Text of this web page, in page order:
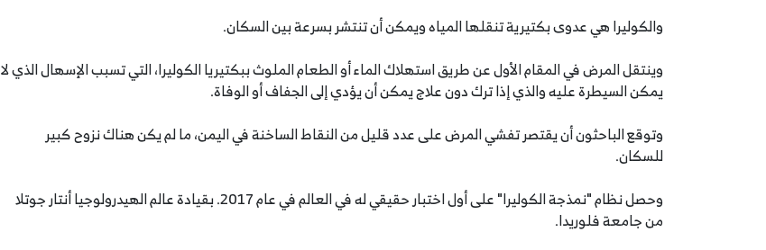
والكوليرا هي عدوى بكتيرية تنقلها المياه ويمكن أن تنتشر بسرعة بين السكان.
وينتقل المرض في المقام الأول عن طريق استهلاك الماء أو الطعام الملوث ببكتيريا الكوليرا، التي تسبب الإسهال الذي لا
يمكن السيطرة عليه والذي إذا ترك دون علاج يمكن أن يؤدي إلى الجفاف أو الوفاة.
وتوقع الباحثون أن يقتصر تفشي المرض على عدد قليل من النقاط الساخنة في اليمن، ما لم يكن هناك نزوح كبير
للسكان.
وحصل نظام "نمذجة الكوليرا" على أول اختبار حقيقي له في العالم في عام 2017. بقيادة عالم الهيدرولوجيا أنتار جوتلا
من جامعة فلوريدا.